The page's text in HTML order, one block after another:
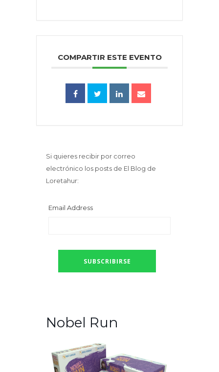
COMPARTIR ESTE EVENTO
Si quieres recibir por correo
electrónico los posts de El Blog de
Loretahur:
Email Address
Nobel Run